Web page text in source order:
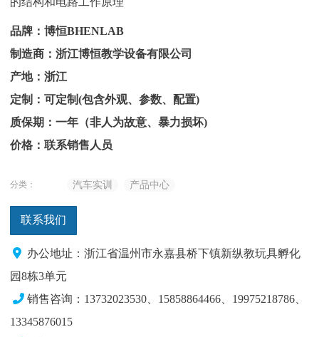
品牌：博恒BHENLAB
制造商：浙江博恒教学设备有限公司
产地：浙江
定制：可定制(包含外观、参数、配置)
质保期：一年（非人为故意、暴力损坏)
价格：联系销售人员
分类： 汽车实训 产品中心
联系我们
办公地址：浙江省温州市永嘉县桥下镇新纵教玩具孵化
园8栋3单元
销售咨询：13732023530、15858864466、19975218786、
13345876015